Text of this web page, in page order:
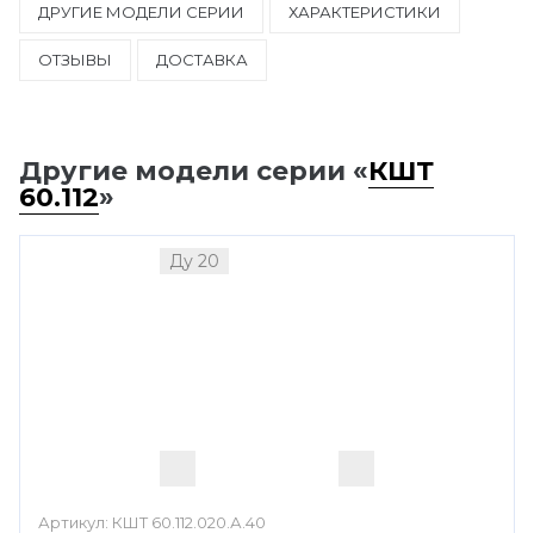
ДРУГИЕ МОДЕЛИ СЕРИИ ХАРАКТЕРИСТИКИ
ОТЗЫВЫ ДОСТАВКА
Другие модели серии «КШТ
60.112»
Ду 20
Артикул: КШТ 60.112.020.А.40